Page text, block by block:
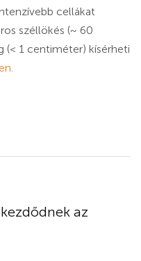
cellákat
széllökés (~ 60
(< 1 centiméter) kísérheti
az